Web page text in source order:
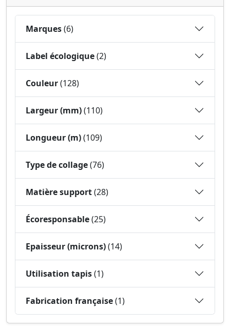
Marques(6)
Label écologique(2)
Couleur(128)
Largeur (mm)(110)
Longueur (m)(109)
Type de collage(76)
Matière support(28)
Écoresponsable(25)
Epaisseur (microns)(14)
Utilisation tapis(1)
Fabrication française(1)